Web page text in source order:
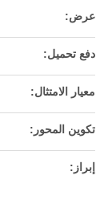
عرض:
دفع تحميل:
معيار الامتثال:
تكوين المحور:
إبراز: